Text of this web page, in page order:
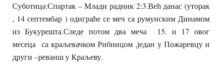
Суботица:Спартак – Млади радник 2:3.Већ данас (уторак
, 14 септембар ) одиграће се меч са румунским Динамом
из Букурешта.Следе потом два меча 15. и 17 овог
месеца са краљевачком Рибницом ,један у Пожаревцу и
други –реванш у Краљеву.